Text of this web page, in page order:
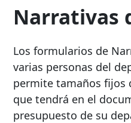
Narrativas
Los formularios de
varias personas del
permite tamaños fijos
que tendrá en el
presupuesto de su